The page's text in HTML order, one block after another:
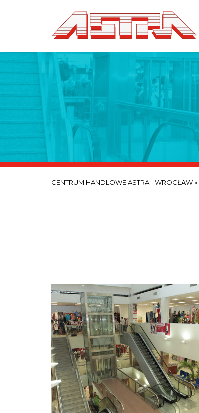
CENTRUM HANDLOWE ASTRA - WROCŁAW»